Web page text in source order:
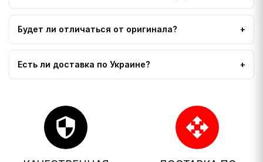
Будет ли отличаться от оригинала?
Есть ли доставка по Украине?
security open_with